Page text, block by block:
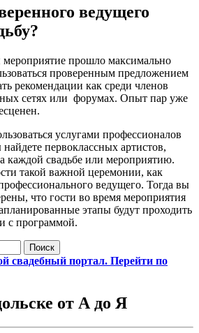
ведущего
прошло максимально
проверенным предложением
рекомендации как среди членов
сетях или форумах. Опыт пар уже
услугами профессионалов
первоклассных артистов,
каждой свадьбе или мероприятию.
такой важной церемонии, как
ведущего. Тогда вы
что гости во время мероприятия
этапы будут проходить
с программой.
свадебный портал. Перейти по
от А до Я